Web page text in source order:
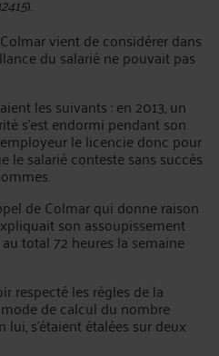
vient de considérer dans
du salarié ne pouvait pas
les suivants : en 2013, un
s’est endormi pendant son
le licencie donc pour
le salarié conteste sans succès
de Colmar qui donne raison
son assoupissement
total 72 heures la semaine
respecté les règles de la
de calcul du nombre
lui, s’étaient étalées sur deux